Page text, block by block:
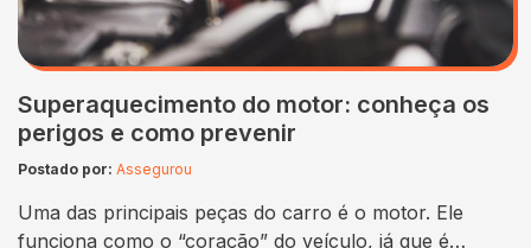
Superaquecimento do motor: conheça os
perigos e como prevenir
Postado por: Assegurou
Uma das principais peças do carro é o motor. Ele
funciona como o “coração” do veículo, já que é